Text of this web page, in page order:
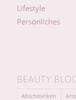
Lifestyle
Persönliches
BEAUTY
Abschminken